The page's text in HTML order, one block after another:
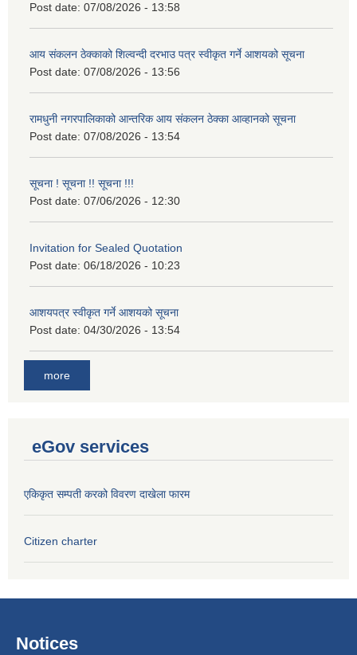
Post date: 07/08/2026 - 13:58
आय संकलन ठेक्काको शिल्वन्दी दरभाउ पत्र स्वीकृत गर्ने आशयको सूचना
Post date: 07/08/2026 - 13:56
रामधुनी नगरपालिकाको आन्तरिक आय संकलन ठेक्का आव्हानको सूचना
Post date: 07/08/2026 - 13:54
सूचना ! सूचना !! सूचना !!!
Post date: 07/06/2026 - 12:30
Invitation for Sealed Quotation
Post date: 06/18/2026 - 10:23
आशयपत्र स्वीकृत गर्ने आशयको सूचना
Post date: 04/30/2026 - 13:54
more
eGov services
एकिकृत सम्पती करको विवरण दाखेला फारम
Citizen charter
Notices